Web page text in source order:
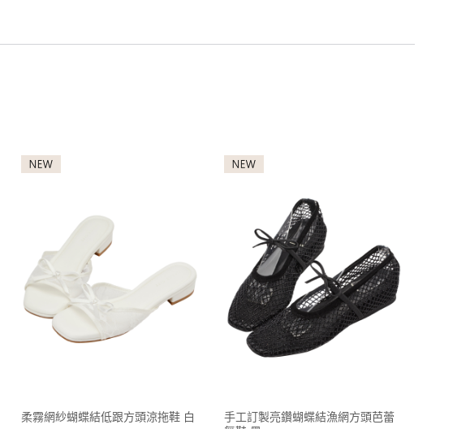
柔霧網紗蝴蝶結低跟方頭涼拖鞋 白
手工訂製亮鑽蝴蝶結漁網方頭芭蕾